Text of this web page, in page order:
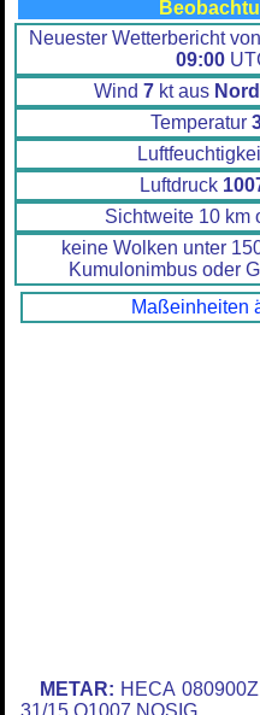
Neuester Wetterbericht
09:00
Wind 7kt aus
Temperatur
Luftdruck
Sichtweite 10 km
keine Wolken unter
Kumulonimbus oder
Maßeinheiten
METAR: HECA